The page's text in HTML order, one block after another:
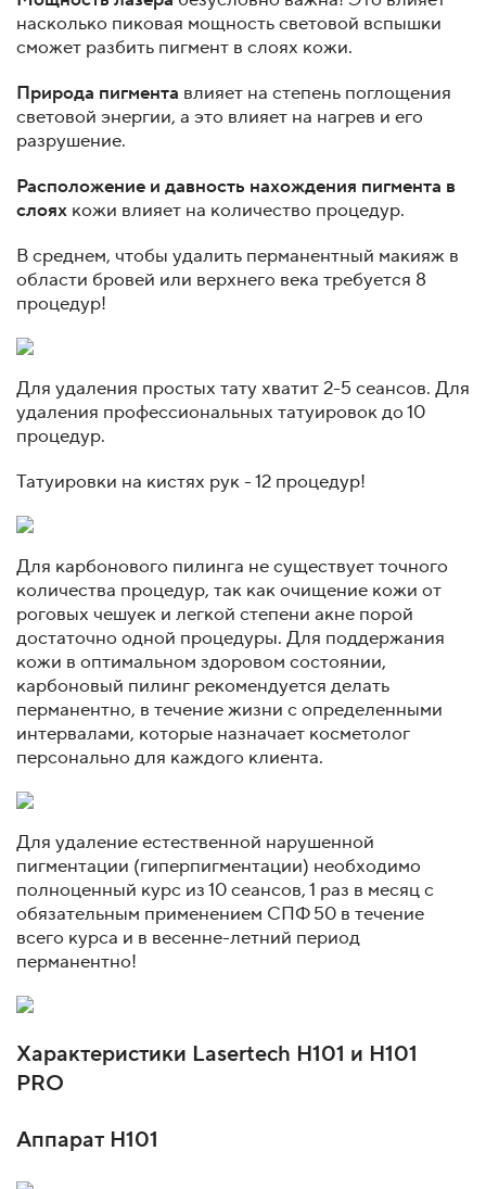
насколько пиковая мощность световой вспышки
сможет разбить пигмент в слоях кожи.
Природа пигмента влияет на степень поглощения
световой энергии, а это влияет на нагрев и его
разрушение.
Расположение и давность нахождения пигмента в
слоях кожи влияет на количество процедур.
В среднем, чтобы удалить перманентный макияж в
области бровей или верхнего века требуется 8
процедур!
Для удаления простых тату хватит 2-5 сеансов. Для
удаления профессиональных татуировок до 10
процедур.
Татуировки на кистях рук - 12 процедур!
Для карбонового пилинга не существует точного
количества процедур, так как очищение кожи от
роговых чешуек и легкой степени акне порой
достаточно одной процедуры. Для поддержания
кожи в оптимальном здоровом состоянии,
карбоновый пилинг рекомендуется делать
перманентно, в течение жизни с определенными
интервалами, которые назначает косметолог
персонально для каждого клиента.
Для удаление естественной нарушенной
пигментации (гиперпигментации) необходимо
полноценный курс из 10 сеансов, 1 раз в месяц с
обязательным применением СПФ 50 в течение
всего курса и в весенне-летний период
перманентно!
Характеристики Lasertech H101 и H101
PRO
Аппарат Н101